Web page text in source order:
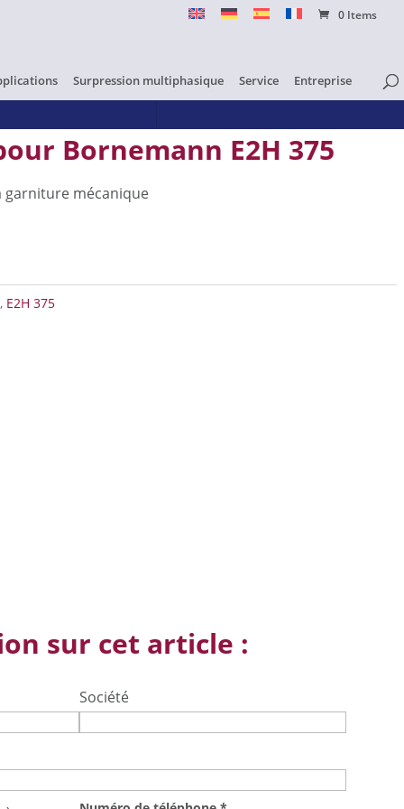
0 Items
Surpression multiphasique Service Entreprise
Bornemann E2H 375
garniture mécanique
, E2H 375
sur cet article :
Société